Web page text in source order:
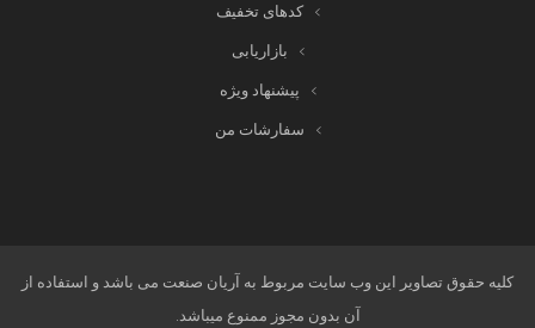
کدهای تخفیف
بازاریابی
پیشنهاد ویژه
سفارشات من
کلیه حقوق تصاویر این وب سایت مربوط به آریان صنعت می باشد و استفاده از
آن بدون مجوز ممنوع میباشد.